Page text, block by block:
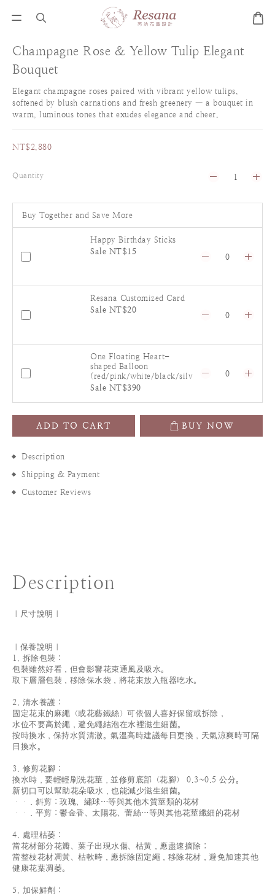
Champagne Rose & Yellow Tulip Elegant
Bouquet
Elegant champagne roses paired with vibrant yellow tulips,
softened by blush carnations and fresh greenery — a bouquet in
warm, luminous tones that exudes elegance and cheer.
NT$2,880
Quantity
Buy Together and Save More
Happy Birthday Sticks
Sale NT$15
Resana Customized Card
Sale NT$20
One Floating Heart-
shaped Balloon
(red/pink/white/black/silv
er)
Sale NT$390
ADD TO CART BUY NOW
Description
Shipping & Payment
Customer Reviews
Description
｜尺寸說明｜
｜保養說明｜
1. 拆除包裝：
包裝雖然好看，但會影響花束通風及吸水。
取下層層包裝，移除保水袋，將花束放入瓶器吃水。
2. 清水養護：
固定花束的麻繩（或花藝鐵絲）可依個人喜好保留或拆除，
水位不要高於繩，避免繩結泡在水裡滋生細菌。
按時換水，保持水質清澈。氣溫高時建議每日更換，天氣涼爽時可隔
日換水。
3. 修剪花腳：
換水時，要輕輕刷洗花莖，並修剪底部（花腳） 0.3~0.5 公分。
新切口可以幫助花朵吸水，也能減少滋生細菌。
．斜剪：玫瑰、繡球…等與其他木質莖類的花材
．平剪：鬱金香、太陽花、蕾絲…等與其他花莖纖細的花材
4. 處理枯萎：
當花材部分花瓣、葉子出現水傷、枯黃，應盡速摘除；
當整枝花材凋黃、枯軟時，應拆除固定繩，移除花材，避免加速其他
健康花葉凋萎。
5. 加保鮮劑：